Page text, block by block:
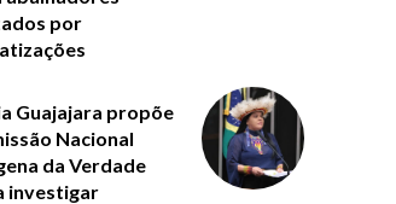
por
Guajajara propõe
Nacional
da Verdade
investigar